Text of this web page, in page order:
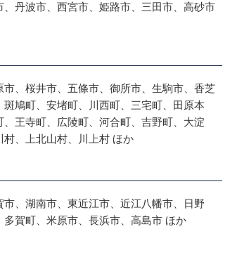
丹波市、西宮市、姫路市、三田市、高砂市
、桜井市、五條市、御所市、生駒市、香芝
鳩町、安堵町、川西町、三宅町、田原本
王寺町、広陵町、河合町、吉野町、大淀
、上北山村、川上村 ほか
、湖南市、東近江市、近江八幡市、日野
賀町、米原市、長浜市、高島市 ほか